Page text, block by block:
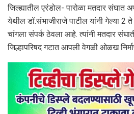
जिल्ह्यातील एरंडोल- पारोळा मतदार संघात
येथील डॉ.संभाजीराजे पाटील यांनी गेल्या 2
चांगला संपर्क ठेवला आहे. त्यांनी मतदार
जिल्हापरिषद गटात आपली वेगळी ओळख